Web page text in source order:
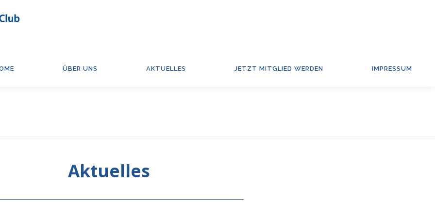
ÜBER UNS AKTUELLES JETZT MITGLIED WERDEN IMPRESSUM
Aktuelles